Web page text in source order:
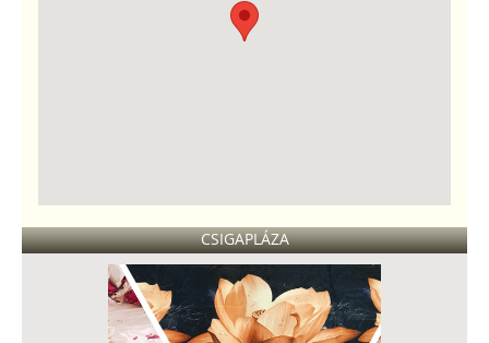
CSIGAPLÁZA